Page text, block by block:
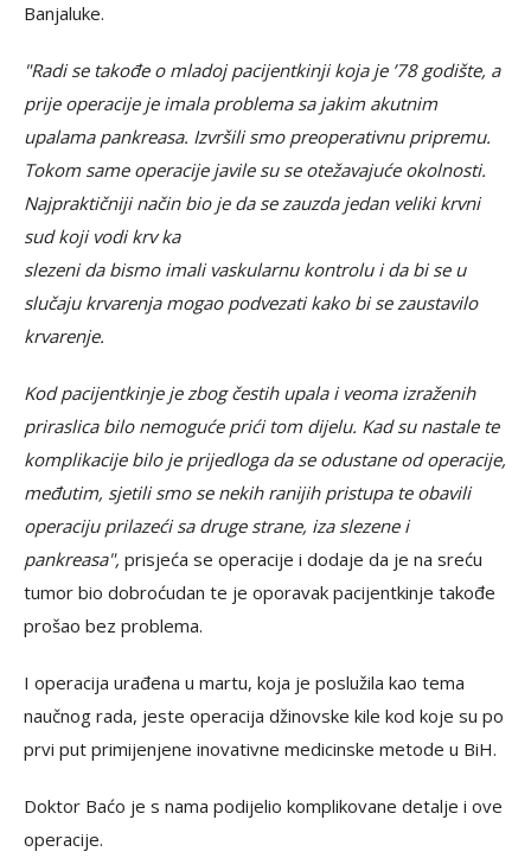
Banjaluke.
"Radi se takođe o mladoj pacijentkinji koja je ’78 godište, a
prije operacije je imala problema sa jakim akutnim
upalama pankreasa. Izvršili smo preoperativnu pripremu.
Tokom same operacije javile su se otežavajuće okolnosti.
Najpraktičniji način bio je da se zauzda jedan veliki krvni
sud koji vodi krv ka
slezeni da bismo imali vaskularnu kontrolu i da bi se u
slučaju krvarenja mogao podvezati kako bi se zaustavilo
krvarenje.
Kod pacijentkinje je zbog čestih upala i veoma izraženih
priraslica bilo nemoguće prići tom dijelu. Kad su nastale te
komplikacije bilo je prijedloga da se odustane od operacije,
međutim, sjetili smo se nekih ranijih pristupa te obavili
operaciju prilazeći sa druge strane, iza slezene i
pankreasa", prisjeća se operacije i dodaje da je na sreću
tumor bio dobroćudan te je oporavak pacijentkinje takođe
prošao bez problema.
I operacija urađena u martu, koja je poslužila kao tema
naučnog rada, jeste operacija džinovske kile kod koje su po
prvi put primijenjene inovativne medicinske metode u BiH.
Doktor Baćo je s nama podijelio komplikovane detalje i ove
operacije.